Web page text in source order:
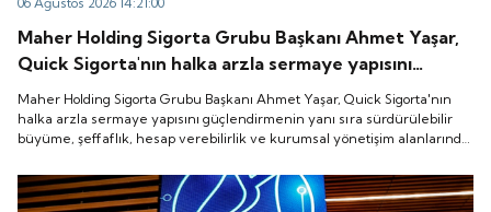
Maher Holding Sigorta Grubu Başkanı Ahmet Yaşar,
Quick Sigorta'nın halka arzla sermaye yapısını
güçlendirmenin yanı sıra sürdürülebilir büyüme,
şeffaflık, hesap verebilirlik ve kurumsal yönetişim
alanlarında yeni bir döneme girdiğini belirtti.
Maher Holding Sigorta Grubu Başkanı Ahmet Yaşar, Quick Sigorta'nın
halka arzla sermaye yapısını güçlendirmenin yanı sıra sürdürülebilir
büyüme, şeffaflık, hesap verebilirlik ve kurumsal yönetişim alanlarında